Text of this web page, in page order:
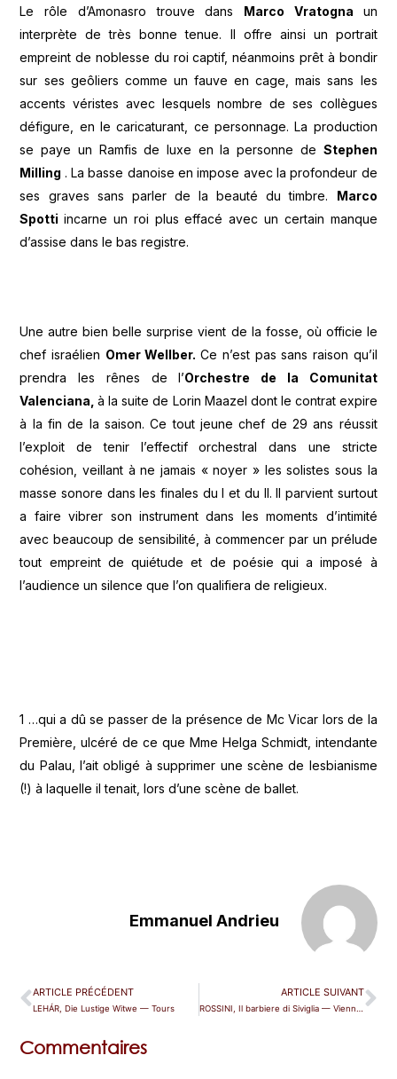
Le rôle d’Amonasro trouve dans Marco Vratogna un
interprète de très bonne tenue. Il offre ainsi un portrait
empreint de noblesse du roi captif, néanmoins prêt à bondir
sur ses geôliers comme un fauve en cage, mais sans les
accents véristes avec lesquels nombre de ses collègues
défigure, en le caricaturant, ce personnage. La production
se paye un Ramfis de luxe en la personne de Stephen
Milling . La basse danoise en impose avec la profondeur de
ses graves sans parler de la beauté du timbre. Marco
Spottiincarne un roi plus effacé avec un certain manque
d’assise dans le bas registre.
Une autre bien belle surprise vient de la fosse, où officie le
chef israélien Omer Wellber.Ce n’est pas sans raison qu’il
prendra les rênes de l’Orchestre de la Comunitat
Valenciana,à la suite de Lorin Maazel dont le contrat expire
à la fin de la saison. Ce tout jeune chef de 29 ans réussit
l’exploit de tenir l’effectif orchestral dans une stricte
cohésion, veillant à ne jamais « noyer » les solistes sous la
masse sonore dans les finales du I et du II. Il parvient surtout
a faire vibrer son instrument dans les moments d’intimité
avec beaucoup de sensibilité, à commencer par un prélude
tout empreint de quiétude et de poésie qui a imposé à
l’audience un silence que l’on qualifiera de religieux.
1 …qui a dû se passer de la présence de Mc Vicar lors de la
Première, ulcéré de ce que Mme Helga Schmidt, intendante
du Palau, l’ait obligé à supprimer une scène de lesbianisme
(!) à laquelle il tenait, lors d’une scène de ballet.
Emmanuel Andrieu
ARTICLE PRÉCÉDENT
LEHÁR, Die Lustige Witwe — Tours
ARTICLE SUIVANT
Commentaires